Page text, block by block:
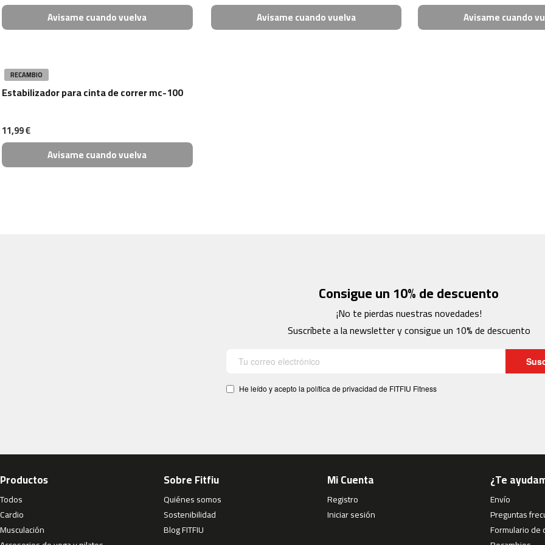
bicicletas
aire
Recambios
Surf
Avisame cuando vuelva
Avisame cuando vuelva
Avisame cuando
RECAMBIO
Estabilizador para cinta de correr mc-100
11,99 €
Avisame cuando vuelva
Consigue un 10% de descuento
¡No te pierdas nuestras novedades!
Suscríbete a la newsletter y consigue un 10% de descuento
He leído y acepto la política de privacidad de FITFIU Fitness
Productos
Todos
Cardio
Musculación
Sobre Fitfiu
Quiénes somos
Sostenibilidad
Blog FITFIU
Mi Cuenta
Registro
Iniciar sesión
¿Te
Envío
Preguntas
Formulario de